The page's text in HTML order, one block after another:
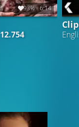
93% 6:14
12.754